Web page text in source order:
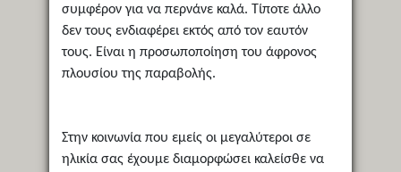
συμφέρον για να περνάνε καλά. Τίποτε άλλο
δεν τους ενδιαφέρει εκτός από τον εαυτόν
τους. Είναι η προσωποποίηση του άφρονος
πλουσίου της παραβολής.
Στην κοινωνία που εμείς οι μεγαλύτεροι σε
ηλικία σας έχουμε διαμορφώσει καλείσθε να